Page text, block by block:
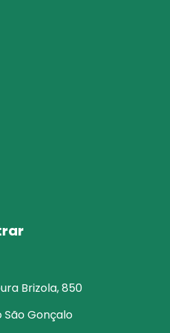
Brizola, 850
São Gonçalo